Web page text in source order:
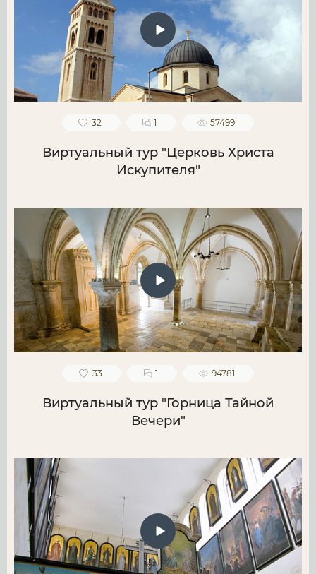
32 1 57499
Виртуальный тур "Церковь Христа
Искупителя"
33 1 94781
Виртуальный тур "Горница Тайной
Вечери"